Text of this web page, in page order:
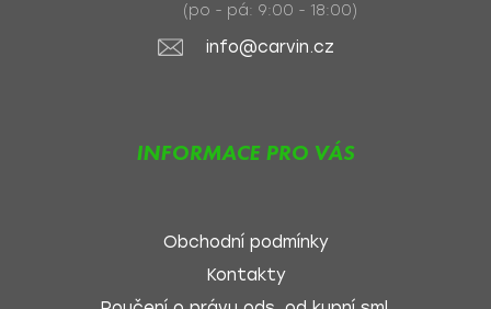
(po - pá: 9:00 - 18:00)
info@carvin.cz
INFORMACE PRO VÁS
Obchodní podmínky
Kontakty